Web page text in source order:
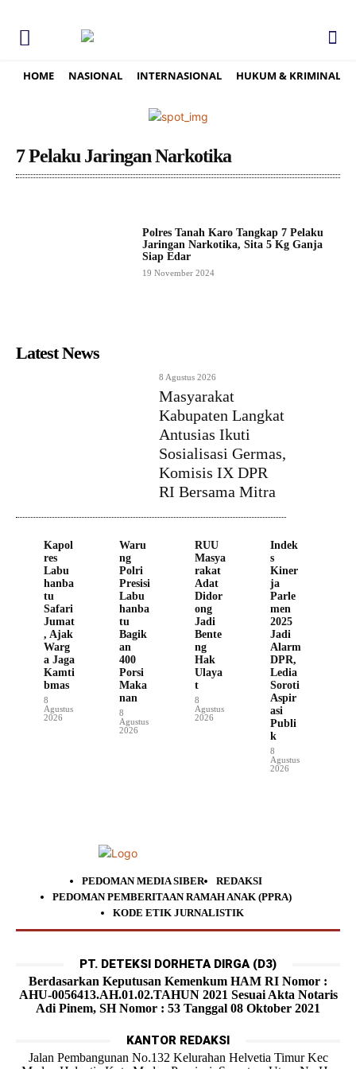
HOME NASIONAL INTERNASIONAL HUKUM & KRIMINAL
7 Pelaku Jaringan Narkotika
Polres Tanah Karo Tangkap 7 Pelaku
Jaringan Narkotika, Sita 5 Kg Ganja
Siap Edar
19 November 2024
Latest News
8 Agustus 2026
Masyarakat
Kabupaten Langkat
Antusias Ikuti
Sosialisasi Germas,
Komisis IX DPR
RI Bersama Mitra
Kapol
res
Labu
hanba
tu
Safari
Jumat
, Ajak
Warg
a Jaga
Kamti
bmas
8
Agustus
2026
Waru
ng
Polri
Presisi
Labu
hanba
tu
Bagik
an
400
Porsi
Maka
nan
8
Agustus
2026
RUU
Masya
rakat
Adat
Didor
ong
Jadi
Bente
ng
Hak
Ulaya
t
8
Agustus
2026
Indek
s
Kiner
ja
Parle
men
2025
Jadi
Alarm
DPR,
Ledia
Soroti
Aspir
asi
Publi
k
8
Agustus
2026
PEDOMAN MEDIA SIBER
REDAKSI
PEDOMAN PEMBERITAAN RAMAH ANAK (PPRA)
KODE ETIK JURNALISTIK
PT. DETEKSI DORHETA DIRGA (D3)
Berdasarkan Keputusan Kemenkum HAM RI Nomor :
AHU-0056413.AH.01.02.TAHUN 2021 Sesuai Akta Notaris
Adi Pinem, SH Nomor : 53 Tanggal 08 Oktober 2021
KANTOR REDAKSI
Jalan Pembangunan No.132 Kelurahan Helvetia Timur Kec